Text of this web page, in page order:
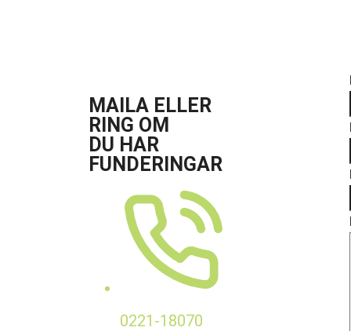
MAILA ELLER
RING OM
DU HAR
FUNDERINGAR
0221-18070